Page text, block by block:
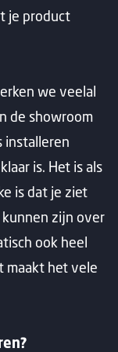
je product
we veelal
de showroom
installeren
is. Het is als
is dat je ziet
zijn over
ook heel
maakt het vele